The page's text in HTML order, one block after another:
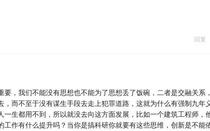
残孕，后来跟人类结盟，被人类驯化。
。
这个兔子肉是可以吃的，他比树上的苹果好吃。
回复
，我们不能没有思想也不能为了思想丢了饭碗，二者是交融关系
而不至于没有谋生手段去走上犯罪道路，这就为什么有强制九年
生都用不到，所以就没去向这方面发展，比如一个建筑工程师，
作有什么提升吗？当你是搞科研你就要有这些思维，创新是不能